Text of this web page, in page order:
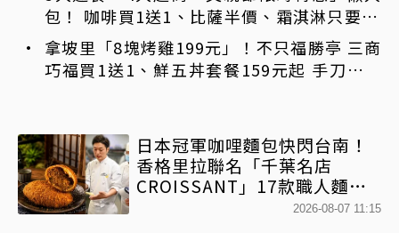
包！ 咖啡買1送1、比薩半價、霜淇淋只要10
元
拿坡里「8塊烤雞199元」！不只福勝亭 三商
巧福買1送1、鮮五丼套餐159元起 手刀免費
日本冠軍咖哩麵包快閃台南！
香格里拉聯名「千葉名店
CROISSANT」17款職人麵包
2026-08-07 11:15